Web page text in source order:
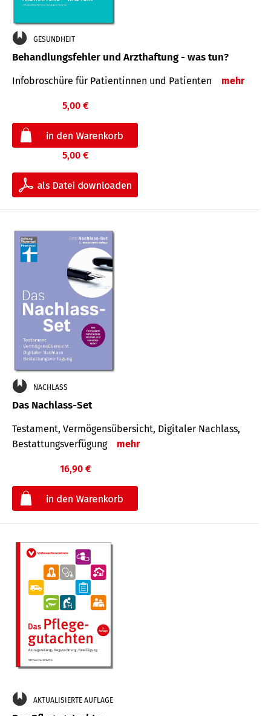
GESUNDHEIT
Behandlungsfehler und Arzthaftung - was tun?
Infobroschüre für Patientinnen und Patienten mehr
5,00 €
5,00 €
NACHLASS
Das Nachlass-Set
Testament, Vermögens­übersicht, Digitaler Nach­lass,
Bestat­tungs­ver­fügung
mehr
16,90 €
AKTUALISIERTE AUFLAGE